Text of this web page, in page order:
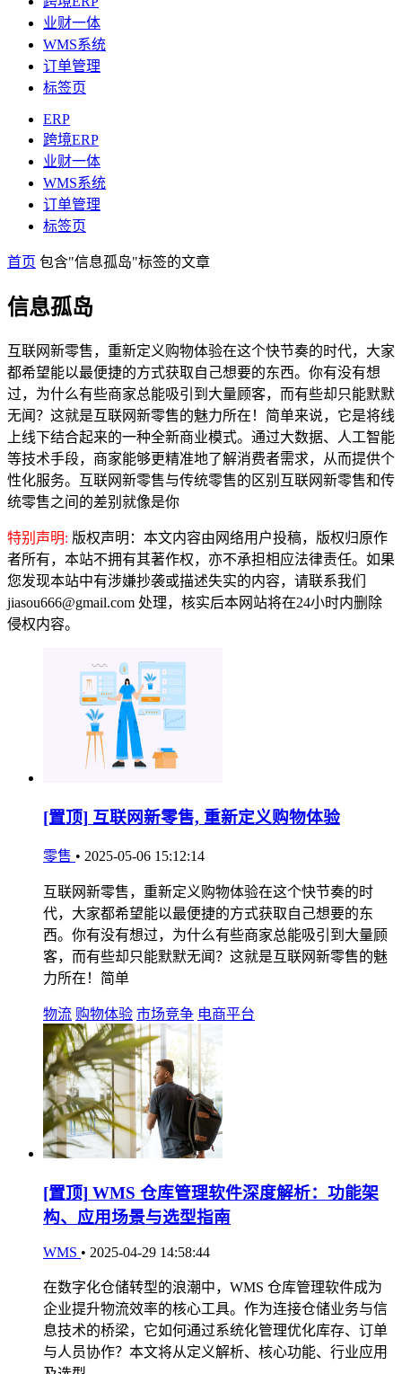
业财一体
WMS系统
订单管理
标签页
ERP
跨境ERP
业财一体
WMS系统
订单管理
标签页
首页 包含"信息孤岛"标签的文章
信息孤岛
互联网新零售，重新定义购物体验在这个快节奏的时代，大家
都希望能以最便捷的方式获取自己想要的东西。你有没有想
过，为什么有些商家总能吸引到大量顾客，而有些却只能默默
无闻？这就是互联网新零售的魅力所在！简单来说，它是将线
上线下结合起来的一种全新商业模式。通过大数据、人工智能
等技术手段，商家能够更精准地了解消费者需求，从而提供个
性化服务。互联网新零售与传统零售的区别互联网新零售和传
统零售之间的差别就像是你
特别声明: 版权声明：本文内容由网络用户投稿，版权归原作
者所有，本站不拥有其著作权，亦不承担相应法律责任。如果
您发现本站中有涉嫌抄袭或描述失实的内容，请联系我们
jiasou666@gmail.com 处理，核实后本网站将在24小时内删除
侵权内容。
[置顶] 互联网新零售, 重新定义购物体验
零售 • 2025-05-06 15:12:14
互联网新零售，重新定义购物体验在这个快节奏的时
代，大家都希望能以最便捷的方式获取自己想要的东
西。你有没有想过，为什么有些商家总能吸引到大量顾
客，而有些却只能默默无闻？这就是互联网新零售的魅
力所在！简单
物流 购物体验 市场竞争 电商平台
[置顶] WMS 仓库管理软件深度解析：功能架
构、应用场景与选型指南
WMS • 2025-04-29 14:58:44
在数字化仓储转型的浪潮中，WMS 仓库管理软件成为
企业提升物流效率的核心工具。作为连接仓储业务与信
息技术的桥梁，它如何通过系统化管理优化库存、订单
与人员协作？本文将从定义解析、核心功能、行业应用